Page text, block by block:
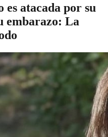
es atacada por su
embarazo: La